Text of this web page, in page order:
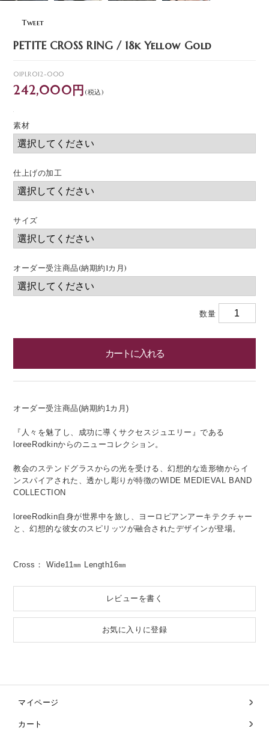
Tweet
PETITE CROSS RING / 18k Yellow Gold
01PLR012-000
242,000円 (税込)
素材
仕上げの加工
サイズ
オーダー受注商品(納期約1カ月)
数量
オーダー受注商品(納期約1カ月)
『人々を魅了し、成功に導くサクセスジュエリー』である
loreeRodkinからのニューコレクション。
教会のステンドグラスからの光を受ける、幻想的な造形物からイ
ンスパイアされた、透かし彫りが特徴のWIDE MEDIEVAL BAND
COLLECTION
loreeRodkin自身が世界中を旅し、ヨーロピアンアーキテクチャー
と、幻想的な彼女のスピリッツが融合されたデザインが登場。
Cross： Wide11㎜ Length16㎜
レビューを書く
お気に入りに登録
マイページ
カート